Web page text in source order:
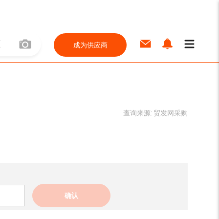
成为供应商
查询来源: 贸发网采购
确认